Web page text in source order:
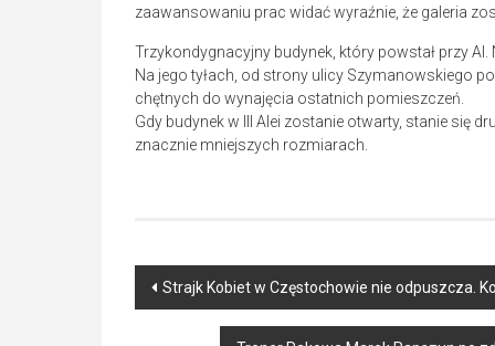
zaawansowaniu prac widać wyraźnie, że galeria
Trzykondygnacyjny budynek, który powstał przy
Na jego tyłach, od strony ulicy Szymanowskiego
chętnych do wynajęcia ostatnich pomieszczeń.
Gdy budynek w III Alei zostanie otwarty, stanie się
znacznie mniejszych rozmiarach.
Post
navigation
Strajk Kobiet w Częstochowie nie odpuszcza.